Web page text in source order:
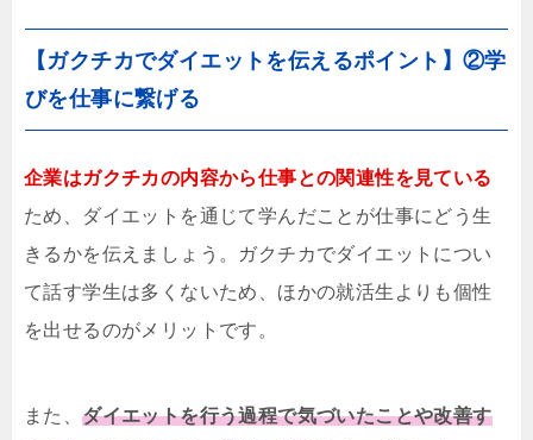
【ガクチカでダイエットを伝えるポイント】②学
びを仕事に繋げる
企業はガクチカの内容から仕事との関連性を見ている
ため、ダイエットを通じて学んだことが仕事にどう生
きるかを伝えましょう。ガクチカでダイエットについ
て話す学生は多くないため、ほかの就活生よりも個性
を出せるのがメリットです。
また、ダイエットを行う過程で気づいたことや改善す